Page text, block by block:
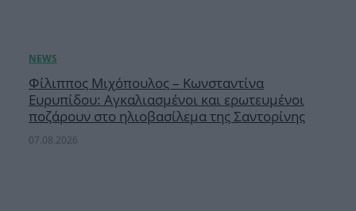
Φίλιππος Μιχόπουλος – Κωνσταντίνα
Ευρυπίδου: Αγκαλιασμένοι και ερωτευμένοι
ποζάρουν στο ηλιοβασίλεμα της Σαντορίνης
07.08.2026